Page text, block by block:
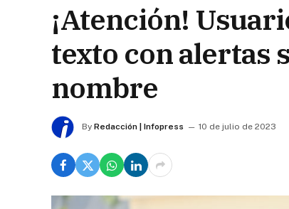
¡Atención!
texto con alertas
nombre
By Redacción | Infopress 10 de julio de 2023